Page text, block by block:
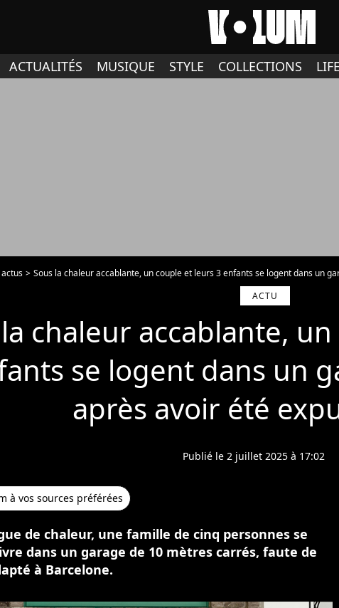
ACTUALITÉS MUSIQUE STYLE COLLECTIONS
Sous la chaleur accablante, un couple et leurs 3 enfants se logent dans un
ACTU
chaleur accablante,
se logent dans un
après avoir été
Publié le 2 juillet 2025 à 17:02
à vos sources préférées
de chaleur, une famille de cinq personnes se
dans un garage de 10 mètres carrés, faute de
à Barcelone.